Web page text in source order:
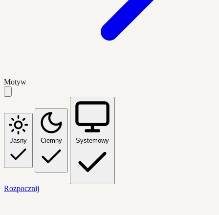
Motyw
Jasny Ciemny Systemowy
Rozpocznij